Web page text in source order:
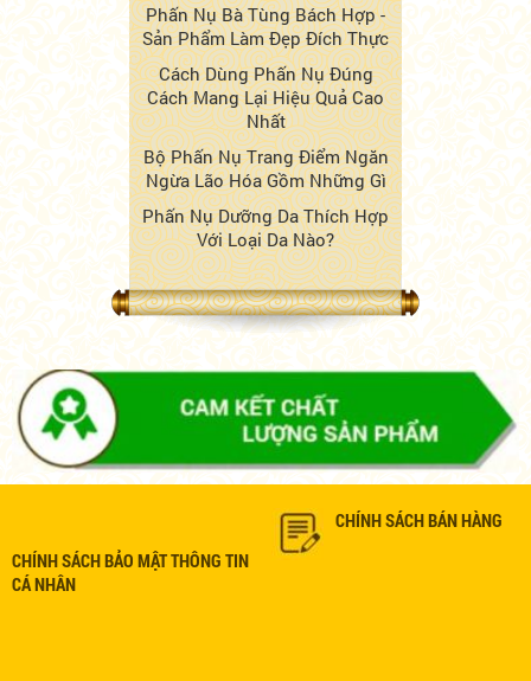
Phấn Nụ Bà Tùng Bách Hợp -
Sản Phẩm Làm Đẹp Đích Thực
Cách Dùng Phấn Nụ Đúng
Cách Mang Lại Hiệu Quả Cao
Nhất
Bộ Phấn Nụ Trang Điểm Ngăn
Ngừa Lão Hóa Gồm Những Gì
Phấn Nụ Dưỡng Da Thích Hợp
Với Loại Da Nào?
CHÍNH SÁCH BẢO MẬT THÔNG TIN
CÁ NHÂN
CHÍNH SÁCH BÁN HÀNG